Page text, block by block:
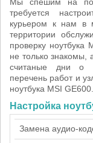
требуется
курьером к нам в
территории
проверку
не только
считаные дни о
перечень работ и
ноутбука MSI GE600.
Настройка
Замена аудио-